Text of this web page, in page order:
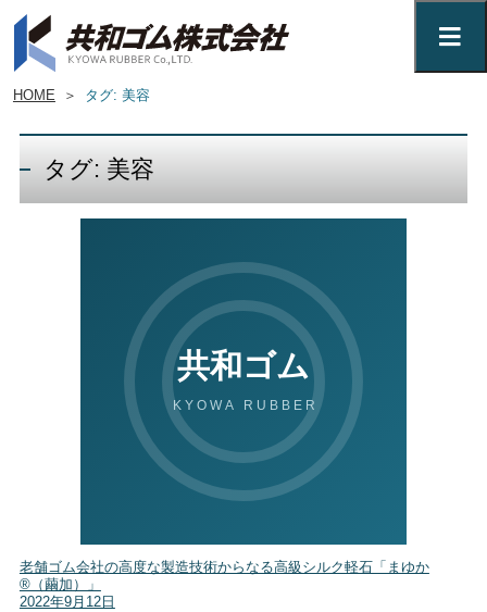
HOME ＞ タグ: 美容
タグ: 美容
老舗ゴム会社の高度な製造技術からなる高級シルク軽石「まゆか
®（繭加）」
2022年9月12日